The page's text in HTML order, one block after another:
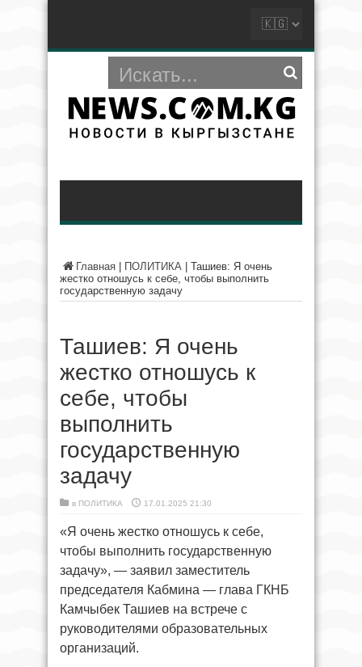
Главная ПОЛИТИКА
Ташиев: Я очень
жестко отношусь к себе, чтобы выполнить
государственную задачу
Ташиев: Я очень
жестко отношусь к
себе, чтобы
выполнить
государственную
задачу
в ПОЛИТИКА 17.01.2025 21:30
«Я очень жестко отношусь к себе,
чтобы выполнить государственную
задачу», — заявил заместитель
председателя Кабмина — глава ГКНБ
Камчыбек Ташиев на встрече с
руководителями образовательных
организаций.